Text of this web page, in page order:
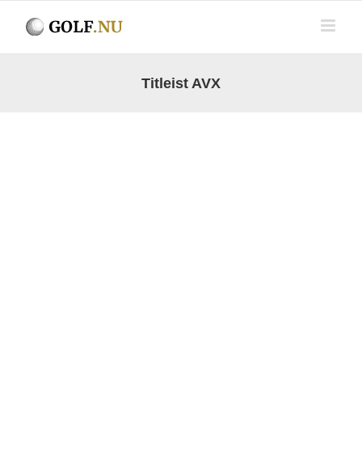
Titleist AVX